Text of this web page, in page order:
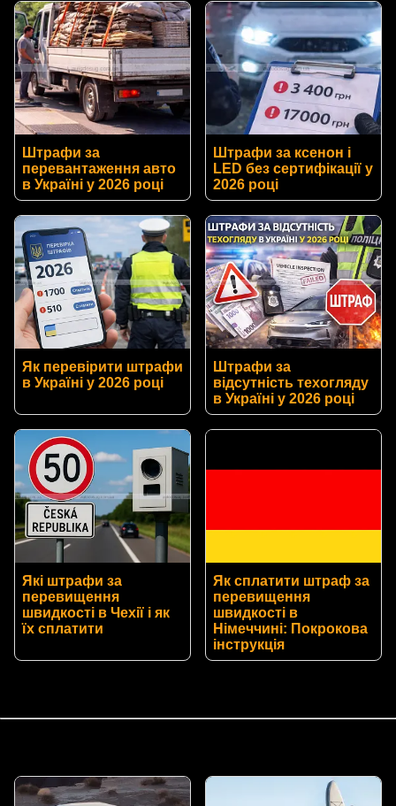
Штрафи за
перевантаження авто
в Україні у 2026 році
Штрафи за ксенон і
LED без сертифікації у
2026 році
Як перевірити штрафи
в Україні у 2026 році
Штрафи за
відсутність техогляду
в Україні у 2026 році
Які штрафи за
перевищення
швидкості в Чехії і як
їх сплатити
Як сплатити штраф за
перевищення
швидкості в
Німеччині: Покрокова
інструкція